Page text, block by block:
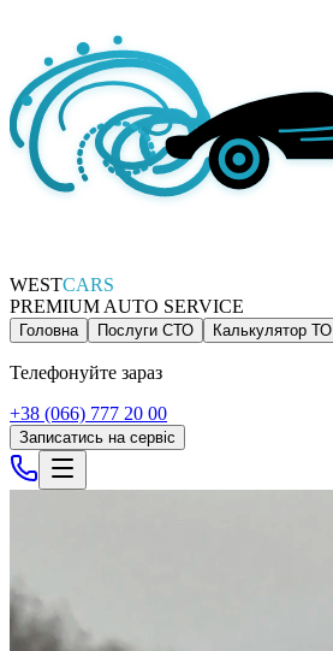
WESTCARS
PREMIUM AUTO SERVICE
Головна Послуги СТО Калькулятор ТО
Телефонуйте зараз
+38 (066) 777 20 00
Записатись на сервіс